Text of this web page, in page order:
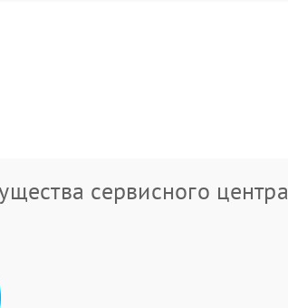
сервисного центра